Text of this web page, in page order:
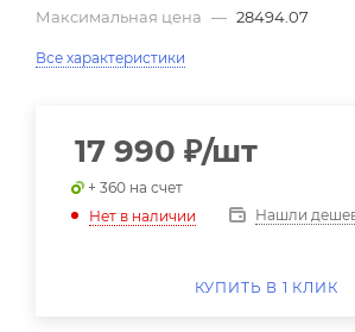
Максимальная цена — 28494.07
Все характеристики
17 990 ₽/шт
+ 360 на счет
Нет в наличии
Нашли
КУПИТЬ В 1 КЛИК